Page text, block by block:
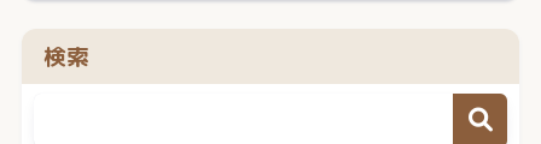
検索